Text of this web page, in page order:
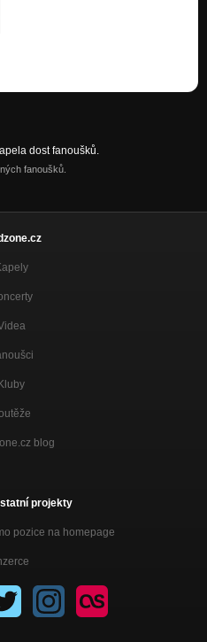
dost fanoušků.
fanoušků.
blog
projekty
pozice na homepage